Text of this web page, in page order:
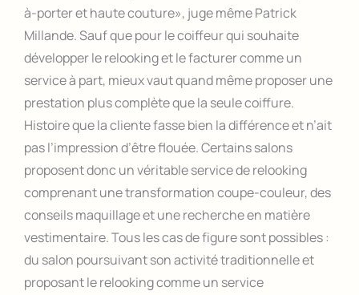
à-porter et haute couture», juge même Patrick
Millande. Sauf que pour le coiffeur qui souhaite
développer le relooking et le facturer comme un
service à part, mieux vaut quand même proposer une
prestation plus complète que la seule coiffure.
Histoire que la cliente fasse bien la différence et n’ait
pas l’impression d’être flouée. Certains salons
proposent donc un véritable service de relooking
comprenant une transformation coupe-couleur, des
conseils maquillage et une recherche en matière
vestimentaire. Tous les cas de figure sont possibles :
du salon poursuivant son activité traditionnelle et
proposant le relooking comme un service